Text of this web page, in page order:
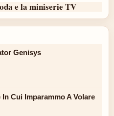
e la miniserie TV
Genisys
In Cui Imparammo A Volare